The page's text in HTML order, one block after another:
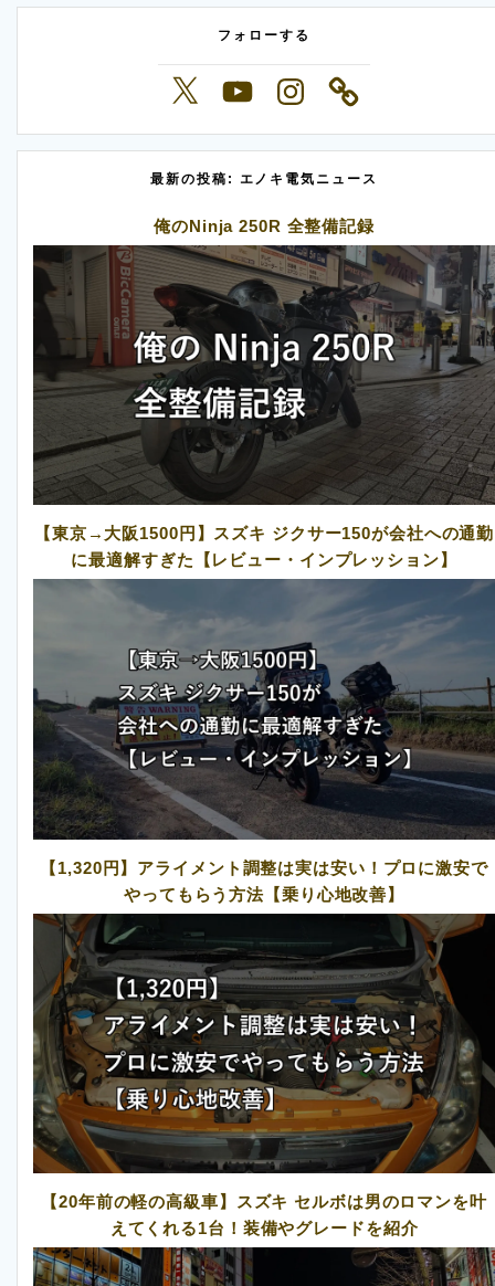
フォローする
X YouTubeInstagram
最新の投稿: エノキ電気ニュース
俺のNinja 250R 全整備記録
【東京→大阪1500円】スズキ ジクサー150が会社への通勤
に最適解すぎた【レビュー・インプレッション】
【1,320円】アライメント調整は実は安い！プロに激安で
やってもらう方法【乗り心地改善】
【20年前の軽の高級車】スズキ セルボは男のロマンを叶
えてくれる1台！装備やグレードを紹介